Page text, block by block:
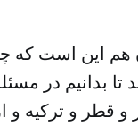
این است که
تا بدانیم در
و ترکیه و